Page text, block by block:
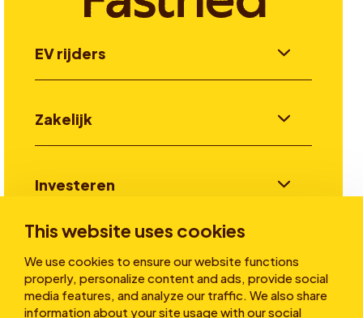
This website uses cookies
We use cookies to ensure our website functions
properly, personalize content and ads, provide social
media features, and analyze our traffic. We also share
information about your site usage with our social
EV rijders
Zakelijk
Investeren